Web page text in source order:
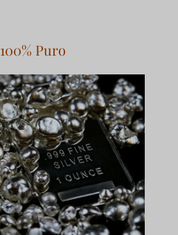
100% Puro